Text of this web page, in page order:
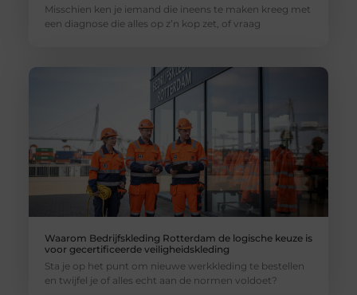
Misschien ken je iemand die ineens te maken kreeg met
een diagnose die alles op z’n kop zet, of vraag
Waarom Bedrijfskleding Rotterdam de logische keuze is
voor gecertificeerde veiligheidskleding
Sta je op het punt om nieuwe werkkleding te bestellen
en twijfel je of alles echt aan de normen voldoet?